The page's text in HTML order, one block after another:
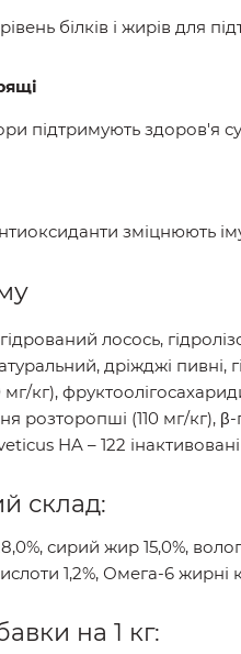
білків і жирів для
підтримують здоров'я
зміцнюють
лосось,
дріжджі пивні,
кг),
розторопші (110 мг/
HA – 122 інактивовані
склад:
сирий жир 15,0%,
1,2%, Омега-6 жирні
на 1 кг: